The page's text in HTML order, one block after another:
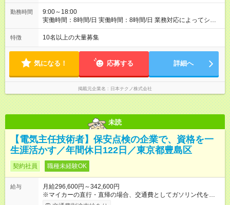
勤務時間
9:00～18:00
実働時間：8時間/日 実働時間：8時間/日 業務対応によってシフ
ト勤務もあります 勤務状況によっては土日祝日の作業出勤あ
り。 その場合、振替/代休の取得をして頂きます。
特徴 10名以上の大量募集
気になる！ 応募する 詳細へ
掲載元企業名 日本テクノ株式会社
未読
【電気主任技術者】保安点検の企業で、資格を一
生涯活かす／年間休日122日／東京都豊島区
契約社員 職種未経験OK
給与
月給296,600円～342,600円
※マイカーの直行・直帰の場合、交通費としてガソリン代を支給
します。 【試用期間】試用期間あり 試用期間の長さ：3ヶ月 雇